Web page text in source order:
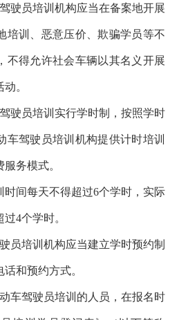
驶员培训机构应当在备案地开展
培训、恶意压价、欺骗学员等不
不得允许社会车辆以其名义开展
。
驶员培训实行学时制，按照学时
车驾驶员培训机构提供计时培训
务模式。
时间每天不得超过6个学时，实际
4个学时。
员培训机构应当建立学时预约制
和预约方式。
车驾驶员培训的人员，在报名时